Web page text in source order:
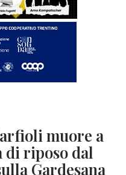
muore a
di riposo dal
Gardesana